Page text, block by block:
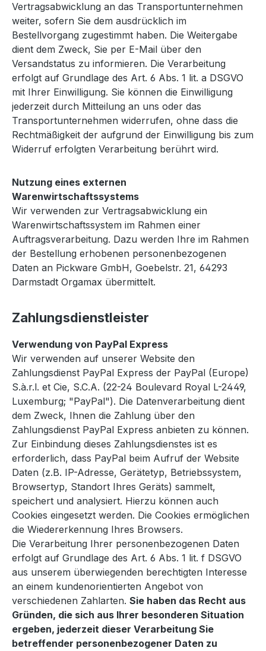
Vertragsabwicklung an das Transportunternehmen
weiter, sofern Sie dem ausdrücklich im
Bestellvorgang zugestimmt haben. Die Weitergabe
dient dem Zweck, Sie per E-Mail über den
Versandstatus zu informieren. Die Verarbeitung
erfolgt auf Grundlage des Art. 6 Abs. 1 lit. a DSGVO
mit Ihrer Einwilligung. Sie können die Einwilligung
jederzeit durch Mitteilung an uns oder das
Transportunternehmen widerrufen, ohne dass die
Rechtmäßigkeit der aufgrund der Einwilligung bis zum
Widerruf erfolgten Verarbeitung berührt wird.
Nutzung eines externen
Warenwirtschaftssystems
Wir verwenden zur Vertragsabwicklung ein
Warenwirtschaftssystem im Rahmen einer
Auftragsverarbeitung. Dazu werden Ihre im Rahmen
der Bestellung erhobenen personenbezogenen
Daten an Pickware GmbH, Goebelstr. 21, 64293
Darmstadt Orgamax übermittelt.
Zahlungsdienstleister
Verwendung von PayPal Express
Wir verwenden auf unserer Website den
Zahlungsdienst PayPal Express der PayPal (Europe)
S.à.r.l. et Cie, S.C.A. (22-24 Boulevard Royal L-2449,
Luxemburg; "PayPal"). Die Datenverarbeitung dient
dem Zweck, Ihnen die Zahlung über den
Zahlungsdienst PayPal Express anbieten zu können.
Zur Einbindung dieses Zahlungsdienstes ist es
erforderlich, dass PayPal beim Aufruf der Website
Daten (z.B. IP-Adresse, Gerätetyp, Betriebssystem,
Browsertyp, Standort Ihres Geräts) sammelt,
speichert und analysiert. Hierzu können auch
Cookies eingesetzt werden. Die Cookies ermöglichen
die Wiedererkennung Ihres Browsers.
Die Verarbeitung Ihrer personenbezogenen Daten
erfolgt auf Grundlage des Art. 6 Abs. 1 lit. f DSGVO
aus unserem überwiegenden berechtigten Interesse
an einem kundenorientierten Angebot von
verschiedenen Zahlarten. Sie haben das Recht aus
Gründen, die sich aus Ihrer besonderen Situation
ergeben, jederzeit dieser Verarbeitung Sie
betreffender personenbezogener Daten zu